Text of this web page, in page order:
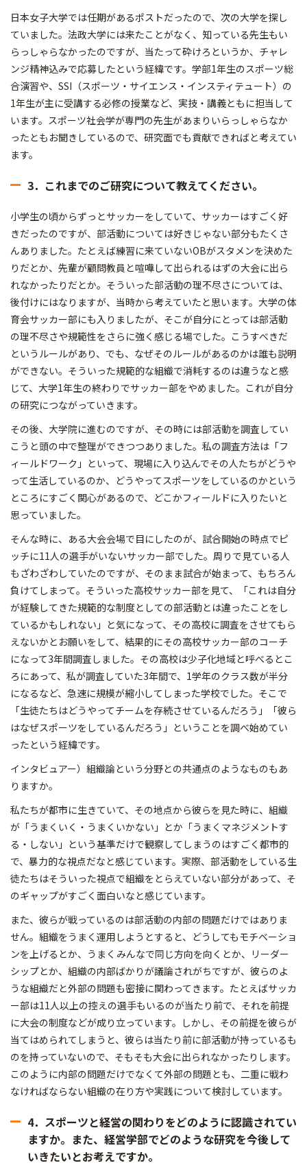
日本女子大学では任期があるポストだったので、次の大学を探し
ていました。法政大学には来たことがなく、知っている先生もい
らっしゃらなかったのですが、当たって砕けろというか、チャレ
ンジ精神込みで応募したという経緯です。学部1年生のスポーツ総
合演習や、SSI（スポーツ・サイエンス・インスティテュート）の
1年生が主に受講する必修の授業など、実技・講義ともに担当して
います。スポーツ社会学が専門の先生があまりいらっしゃらなか
ったともお聞きしているので、研究面でも貢献できればと考えてい
ます。
3．これまでのご研究について教えてください。
小学生の頃からずっとサッカーをしていて、サッカーはすごく好
きだったのですが、部活動については好きじゃない部分もたくさ
んありました。たとえば練習に来ていないOBがスタメンを決めた
りだとか、先輩が顧問教員と喧嘩して出られるはずの大会に出ら
れなかったりだとか。そういった部活動の理不尽さについては、
後付けにはなりますが、当時から考えていたと思います。大学の体
育会サッカー部にも入りましたが、そこが自分にとっては部活動
の理不尽さや規範性をさらに強く感じる場でした。こうすべきだ
というルールがあり、でも、なぜそのルールがあるのかは誰も説明
ができない。そういった規範的な組織で消耗するのは違うなと感
じて、大学1年生の終わりでサッカー部をやめました。これが自分
の研究につながっていきます。
その後、大学院に進むのですが、その時には部活動を調査してい
こうと頭の中で整理ができつつありました。私の調査方法は「フ
ィールドワーク」といって、現場に入り込んでその人たちがどうや
って生活しているのか、どうやってスポーツをしているのかという
ところにすごく関心があるので、どこかフィールドに入りたいと
思っていました。
そんな時に、ある大会会場で目にしたのが、試合開始の時点でピ
ッチに11人の選手がいないサッカー部でした。周りで見ている人
もざわざわしていたのですが、そのまま試合が始まって、もちろん
負けてしまって。そういった高校サッカー部を見て、「これは自分
が経験してきた規範的な制度としての部活動とは違ったことをし
ているかもしれない」と気になって、その高校に調査をさせてもら
えないかとお願いをして、結果的にその高校サッカー部のコーチ
になって3年間調査しました。その高校は少子化地域と呼べるとこ
ろにあって、私が調査していた3年間で、1学年のクラス数が半分
になるなど、急速に規模が縮小してしまった学校でした。そこで
「生徒たちはどうやってチームを存続させているんだろう」「彼ら
はなぜスポーツをしているんだろう」ということを調べ始めてい
ったという経緯です。
インタビュアー）組織論という分野との共通点のようなものもあ
りますか。
私たちが都市に生きていて、その地点から彼らを見た時に、組織
が「うまくいく・うまくいかない」とか「うまくマネジメントす
る・しない」という基準だけで観察してしまうのはすごく都市的
で、暴力的な視点だなと感じています。実際、部活動をしている生
徒たちはそういった視点で組織をとらえていない部分があって、そ
のギャップがすごく面白いなと感じています。
また、彼らが戦っているのは部活動の内部の問題だけではありま
せん。組織をうまく運用しようとすると、どうしてもモチベーショ
ンを上げるとか、うまくみんなで同じ方向を向くとか、リーダー
シップとか、組織の内部ばかりが議論されがちですが、彼らのよ
うな組織だと外部の問題も密接に関わってきます。たとえばサッカ
ー部は11人以上の控えの選手もいるのが当たり前で、それを前提
に大会の制度などが成り立っています。しかし、その前提を彼らが
当てはめられてしまうと、彼らは当たり前に部活動が持っているも
のを持っていないので、そもそも大会に出られなかったりします。
このように内部の問題だけでなくて外部の問題とも、二重に戦わ
なければならない組織の在り方や実践について検討しています。
4．スポーツと経営の関わりをどのように認識されてい
ますか。また、経営学部でどのような研究を今後して
いきたいとお考えですか。